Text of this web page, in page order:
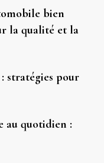
bien
la qualité et la
stratégies pour
au quotidien :